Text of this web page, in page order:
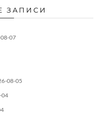
ЗАПИСИ
07
08-05
04